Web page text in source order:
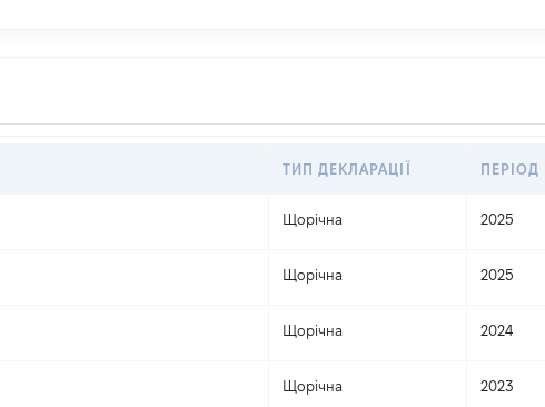
ТИП ДЕКЛАРАЦІЇ ПЕРІОД
Щорічна 2025
Щорічна 2025
Щорічна 2024
Щорічна 2023